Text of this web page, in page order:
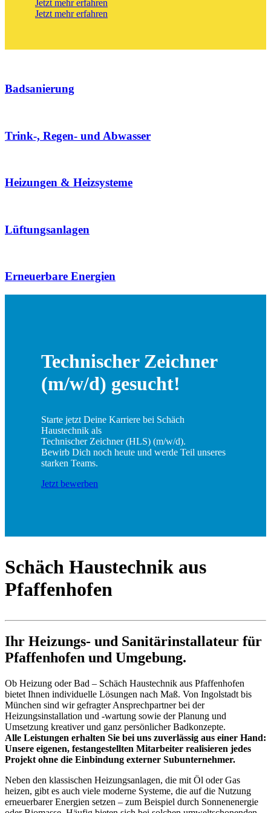
Jetzt mehr erfahren
Jetzt mehr erfahren
Badsanierung
Trink-, Regen- und Abwasser
Heizungen & Heizsysteme
Lüftungsanlagen
Erneuerbare Energien
Technischer Zeichner
(m/w/d) gesucht!
Starte jetzt Deine Karriere bei Schäch
Haustechnik als
Technischer Zeichner (HLS) (m/w/d).
Bewirb Dich noch heute und werde Teil unseres
starken Teams.
Jetzt bewerben
Schäch Haustechnik aus
Pfaffenhofen
Ihr Heizungs- und Sanitärinstallateur für
Pfaffenhofen und Umgebung.
Ob Heizung oder Bad – Schäch Haustechnik aus Pfaffenhofen
bietet Ihnen individuelle Lösungen nach Maß. Von Ingolstadt bis
München sind wir gefragter Ansprechpartner bei der
Heizungsinstallation und -wartung sowie der Planung und
Umsetzung kreativer und ganz persönlicher Badkonzepte.
Alle Leistungen erhalten Sie bei uns zuverlässig aus einer Hand:
Unsere eigenen, festangestellten Mitarbeiter realisieren jedes
Projekt ohne die Einbindung externer Subunternehmer.
Neben den klassischen Heizungsanlagen, die mit Öl oder Gas
heizen, gibt es auch viele moderne Systeme, die auf die Nutzung
erneuerbarer Energien setzen – zum Beispiel durch Sonnenenergie